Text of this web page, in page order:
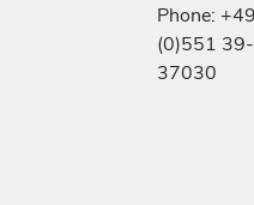
Phone:
(0)551 39-
37030